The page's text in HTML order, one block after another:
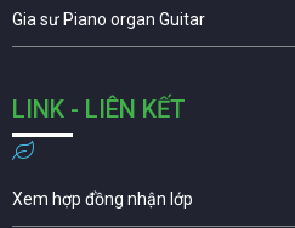
Gia sư Piano organ Guitar
LINK - LIÊN KẾT
Xem hợp đồng nhận lớp